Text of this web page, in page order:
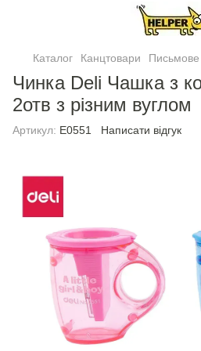
Каталог Канцтовари
Чинка Deli Чашка з
2отв з різним вуглом
Артикул: E0551 Написати відгук